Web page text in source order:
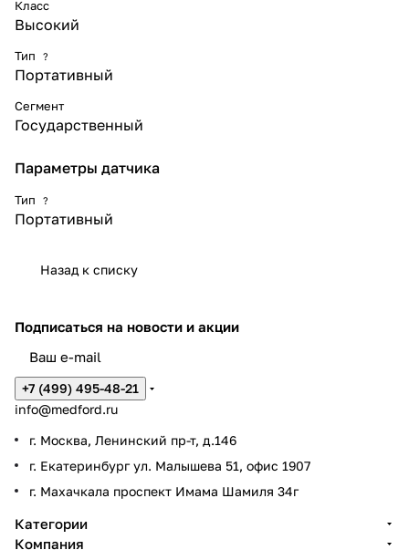
Класс
Высокий
Тип ?
Портативный
Сегмент
Государственный
Параметры датчика
Тип ?
Портативный
Назад к списку
Подписаться на новости и акции
+7 (499) 495-48-21
info@medford.ru
г. Москва, Ленинский пр-т, д.146
г. Екатеринбург ул. Малышева 51, офис 1907
г. Махачкала проспект Имама Шамиля 34г
Категории
Компания